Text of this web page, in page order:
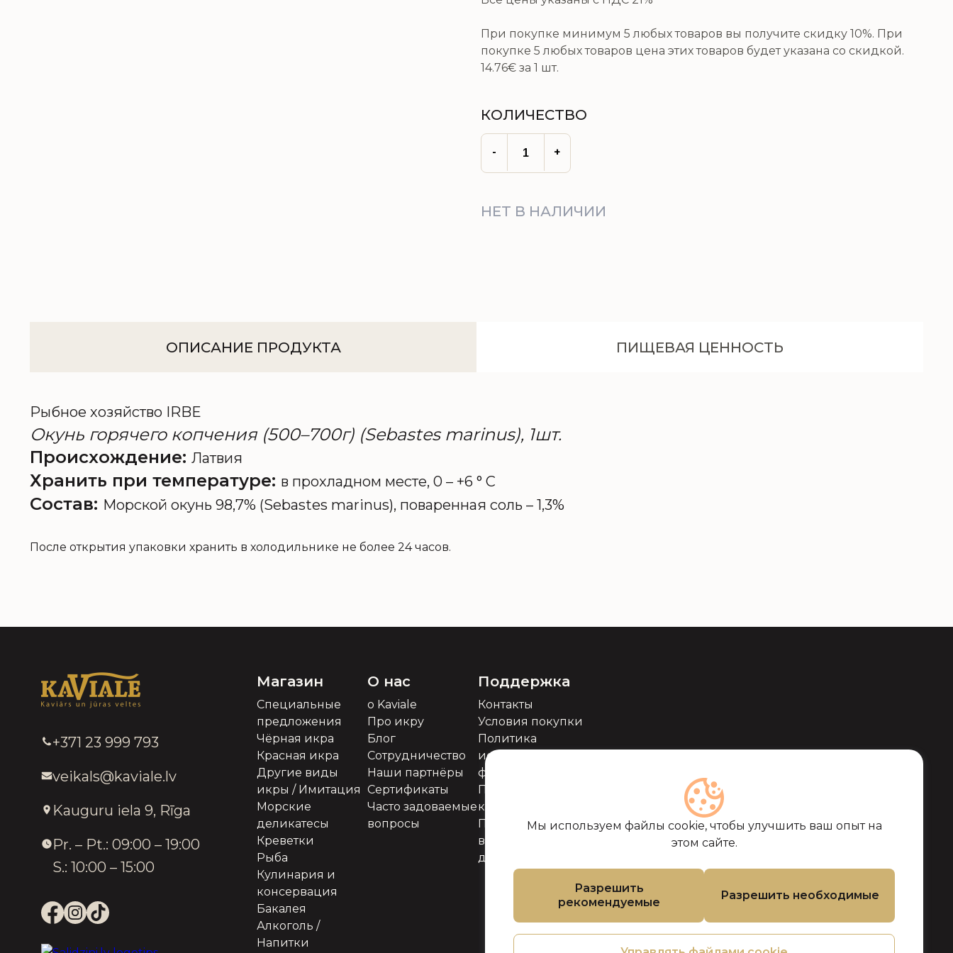
При покупке минимум 5 любых товаров вы получите скидку 10%. При
покупке 5 любых товаров цена этих товаров будет указана со скидкой.
14.76€ за 1 шт.
КОЛИЧЕСТВО
- +
НЕТ В НАЛИЧИИ
ОПИСАНИЕ ПРОДУКТА ПИЩЕВАЯ ЦЕННОСТЬ
Рыбное хозяйство IRBE
Окунь горячего копчения (500–700г) (Sebastes marinus), 1шт.
Происхождение: Латвия
Хранить при температуре: в прохладном месте, 0 – +6 ° C
Состав: Морской окунь 98,7% (Sebastes marinus), поваренная соль – 1,3%
После открытия упаковки хранить в холодильнике не более 24 часов.
Мы используем файлы cookie, чтобы улучшить ваш опыт на
этом сайте.
Разрешить
рекомендуемые
Разрешить необходимые
+371 23 999 793
veikals@kaviale.lv
Kauguru iela 9, Rīga
Pr. – Pt.: 09:00 – 19:00
S.: 10:00 – 15:00
Магазин
Специальные
предложения
Чёрная икра
Красная икра
Другие виды
икры / Имитация
Морские
деликатесы
Креветки
Рыба
Кулинария и
консервация
Бакалея
Алкоголь /
Напитки
О нас
о Kaviale
Про икру
Блог
Сотрудничество
Наши партнёры
Сертификаты
Часто задоваемые
вопросы
Поддержка
Контакты
Условия покупки
Политика
использования
файлов cookie
Политика
конфиденциальности
Политика
возврата товара и
денег